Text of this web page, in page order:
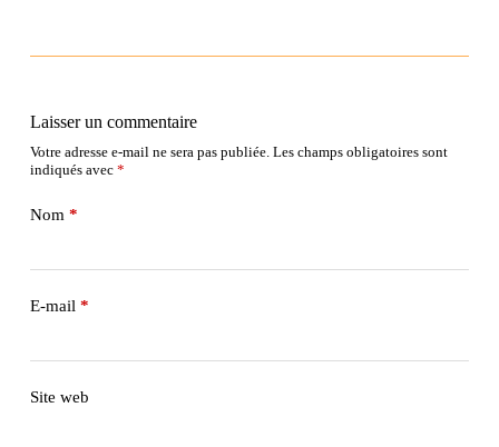
Laisser un commentaire
Votre adresse e-mail ne sera pas publiée. Les champs obligatoires sont
indiqués avec *
Nom *
E-mail *
Site web